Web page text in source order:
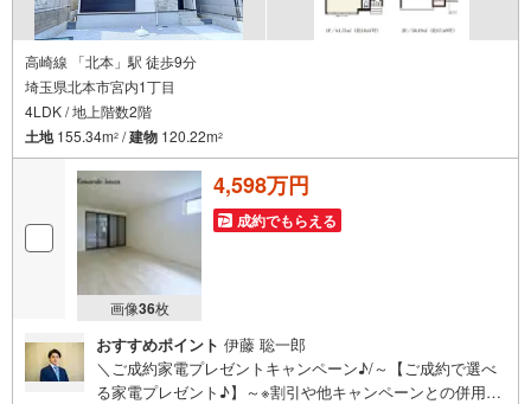
高崎線 「北本」駅 徒歩9分
埼玉県北本市宮内1丁目
4LDK / 地上階数2階
土地155.34m2 /建物 120.22m2
画像36枚
4,598万円
成約でもらえる
おすすめポイント 伊藤 聡一郎
＼ご成約家電プレゼントキャンペーン♪/～【ご成約で選べ
る家電プレゼント♪】～※割引や他キャンペーンとの併用は